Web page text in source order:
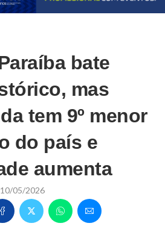
bate
mas
tem 9º menor
do país e
aumenta
10/05/2026